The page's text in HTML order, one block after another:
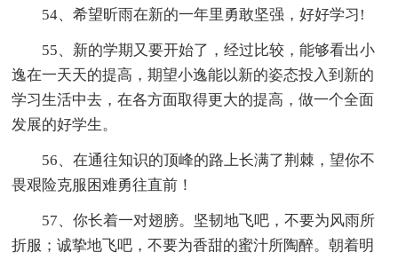
54、希望昕雨在新的一年里勇敢坚强，好好学习!
55、新的学期又要开始了，经过比较，能够看出小
逸在一天天的提高，期望小逸能以新的姿态投入到新的
学习生活中去，在各方面取得更大的提高，做一个全面
发展的好学生。
56、在通往知识的顶峰的路上长满了荆棘，望你不
畏艰险克服困难勇往直前！
57、你长着一对翅膀。坚韧地飞吧，不要为风雨所
折服；诚挚地飞吧，不要为香甜的蜜汁所陶醉。朝着明